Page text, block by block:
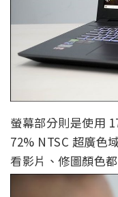
螢幕部分則是使用
72% NTSC 超廣色
看影片、修圖顏色都